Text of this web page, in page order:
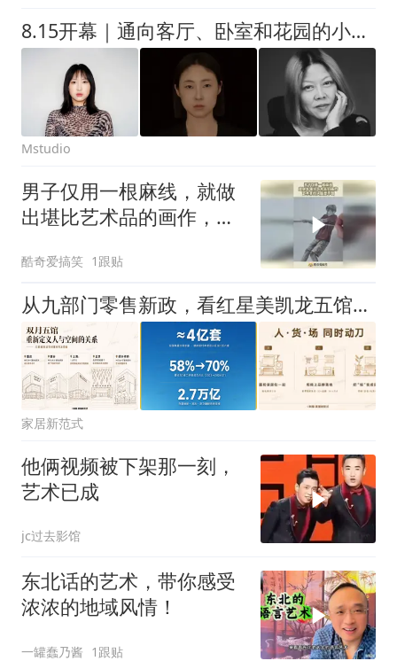
8.15开幕｜通向客厅、卧室和花园的小径（3）
Mstudio
男子仅用一根麻线，就做
出堪比艺术品的画作，艺
酷奇爱搞笑 1跟贴
从九部门零售新政，看红星美凯龙五馆齐开背后的零售创新实践
家居新范式
他俩视频被下架那一刻，
艺术已成
jc过去影馆
东北话的艺术，带你感受
浓浓的地域风情！
一罐蠢乃酱 1跟贴